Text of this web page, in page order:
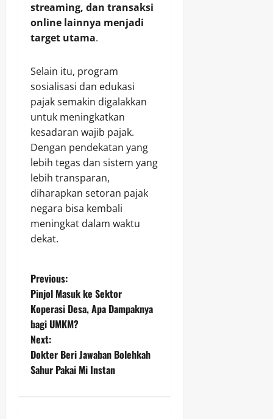
streaming, dan transaksi
online lainnya menjadi
target utama.
Selain itu, program
sosialisasi dan edukasi
pajak semakin digalakkan
untuk meningkatkan
kesadaran wajib pajak.
Dengan pendekatan yang
lebih tegas dan sistem yang
lebih transparan,
diharapkan setoran pajak
negara bisa kembali
meningkat dalam waktu
dekat.
P
o
s
t
Previous:
Pinjol Masuk ke Sektor
Koperasi Desa, Apa Dampaknya
bagi UMKM?
Next:
Dokter Beri Jawaban Bolehkah
Sahur Pakai Mi Instan